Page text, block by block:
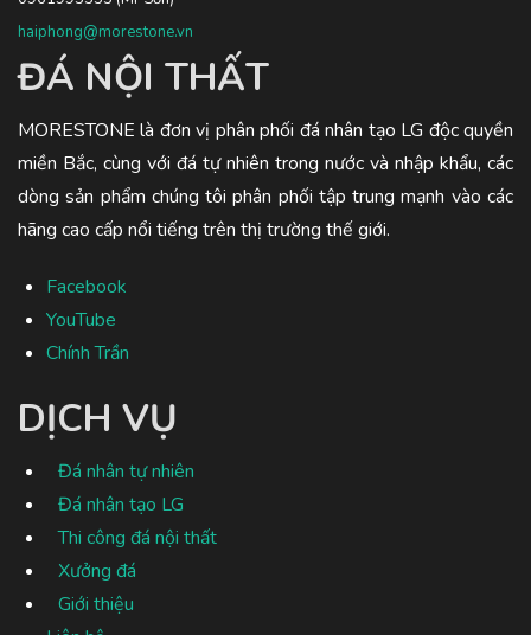
haiphong@morestone.vn
ĐÁ NỘI THẤT
MORESTONE là đơn vị phân phối đá nhân tạo LG độc quyền
miền Bắc, cùng với đá tự nhiên trong nước và nhập khẩu, các
dòng sản phẩm chúng tôi phân phối tập trung mạnh vào các
hãng cao cấp nổi tiếng trên thị trường thế giới.
Facebook
YouTube
Chính Trần
DỊCH VỤ
Đá nhân tự nhiên
Đá nhân tạo LG
Thi công đá nội thất
Xưởng đá
Giới thiệu